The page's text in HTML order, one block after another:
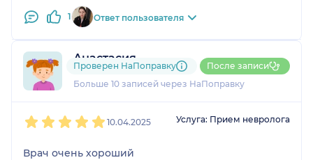
1 Ответ пользователя
Анастасия
6 отзывов и1 оценка
Больше 10 записей через НаПоправку
Проверен НаПоправку После записи
10.04.2025 Услуга: Прием невролога
Врач очень хороший